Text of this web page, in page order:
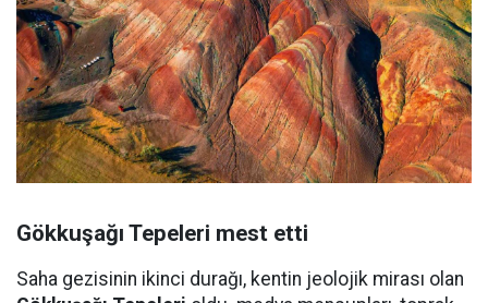
Gökkuşağı Tepeleri mest etti
Saha gezisinin ikinci durağı, kentin jeolojik mirası olan